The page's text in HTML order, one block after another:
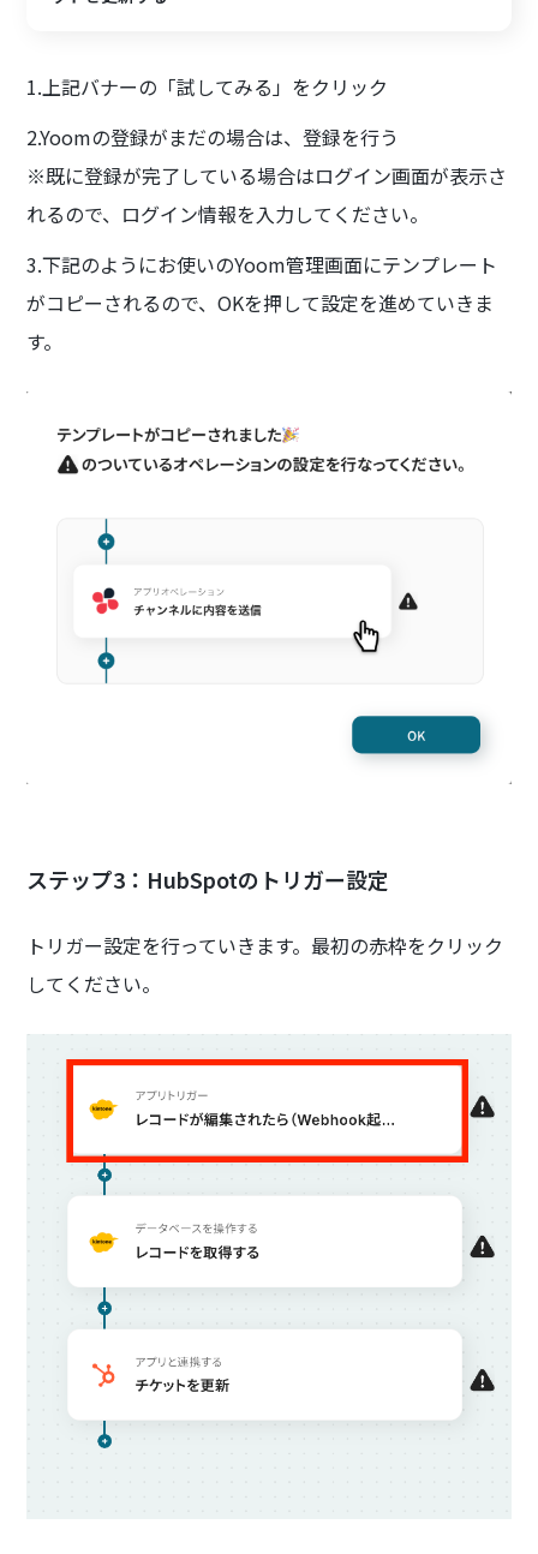
1.上記バナーの「試してみる」をクリック
2.Yoomの登録がまだの場合は、登録を行う
※既に登録が完了している場合はログイン画面が表示さ
れるので、ログイン情報を入力してください。
3.下記のようにお使いのYoom管理画面にテンプレート
がコピーされるので、OKを押して設定を進めていきま
す。
ステップ3：HubSpotのトリガー設定
トリガー設定を行っていきます。最初の赤枠をクリック
してください。